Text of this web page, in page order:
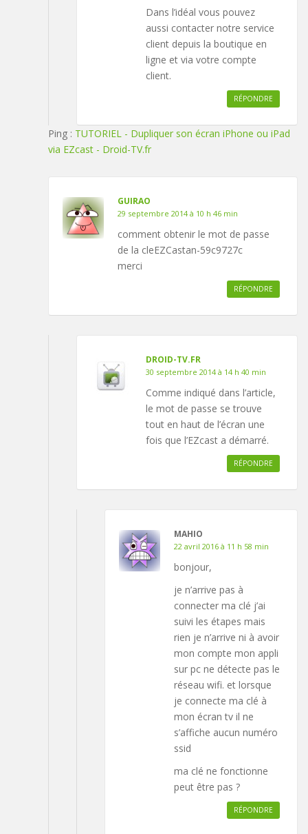
Dans l’idéal vous pouvez
aussi contacter notre service
client depuis la boutique en
ligne et via votre compte
client.
RÉPONDRE
Ping : TUTORIEL - Dupliquer son écran iPhone ou iPad
via EZcast - Droid-TV.fr
GUIRAO
29 septembre 2014 à 10 h 46 min
comment obtenir le mot de passe
de la cleEZCastan-59c9727c
merci
RÉPONDRE
DROID-TV.FR
30 septembre 2014 à 14 h 40 min
Comme indiqué dans l’article,
le mot de passe se trouve
tout en haut de l’écran une
fois que l’EZcast a démarré.
RÉPONDRE
MAHIO
22 avril 2016 à 11 h 58 min
bonjour,
je n’arrive pas à
connecter ma clé j’ai
suivi les étapes mais
rien je n’arrive ni à avoir
mon compte mon appli
sur pc ne détecte pas le
réseau wifi. et lorsque
je connecte ma clé à
mon écran tv il ne
s’affiche aucun numéro
ssid
ma clé ne fonctionne
peut être pas ?
RÉPONDRE